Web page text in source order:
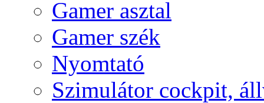
Gamer asztal
Gamer szék
Nyomtató
Szimulátor cockpit,